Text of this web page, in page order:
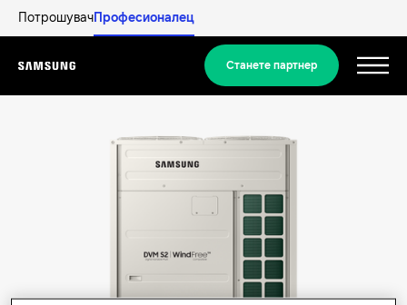
ПотрошувачПрофесионалец
Menu
Станете партнер
Нашите решенија
РЕШЕНИЈА ЗА ВАШИОТ ДОМ
СТАНБЕНИ РЕШЕНИЈА